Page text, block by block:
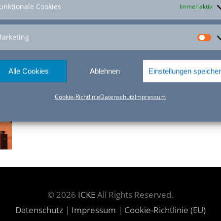
Cookies Immer aktiv
Alle Cookies Ablehnen Einstellungen
Cookie-RichtlinieDatenschutzImpressum
© 2026 ICKEAll Rights Reserved.
Datenschutz | Impressum | Cookie-Richtlinie (EU)